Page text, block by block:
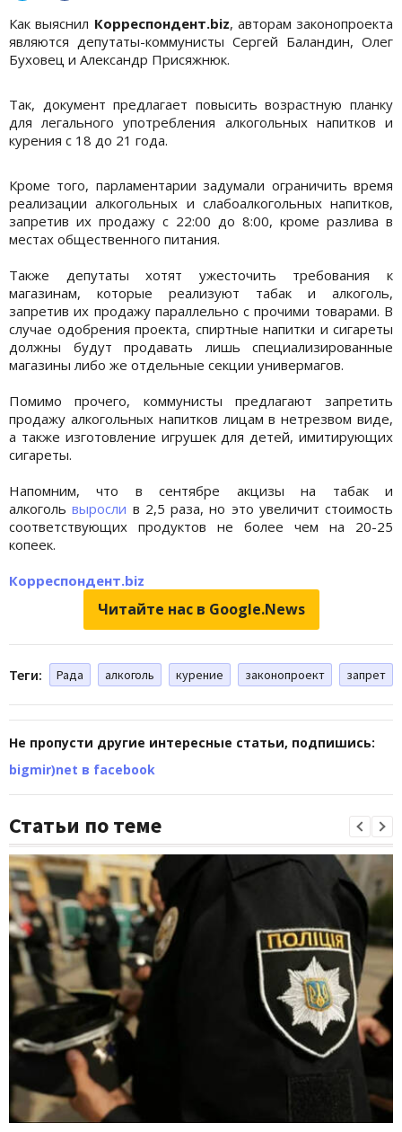
Как выяснил Корреспондент.biz, авторам законопроекта
являются депутаты-коммунисты Сергей Баландин, Олег
Буховец и Александр Присяжнюк.
Так, документ предлагает повысить возрастную планку
для легального употребления алкогольных напитков и
курения с 18 до 21 года.
Кроме того, парламентарии задумали ограничить время
реализации алкогольных и слабоалкогольных напитков,
запретив их продажу с 22:00 до 8:00, кроме разлива в
местах общественного питания.
Также депутаты хотят ужесточить требования к
магазинам, которые реализуют табак и алкоголь,
запретив их продажу параллельно с прочими товарами. В
случае одобрения проекта, спиртные напитки и сигареты
должны будут продавать лишь специализированные
магазины либо же отдельные секции универмагов.
Помимо прочего, коммунисты предлагают запретить
продажу алкогольных напитков лицам в нетрезвом виде,
а также изготовление игрушек для детей, имитирующих
сигареты.
Напомним, что в сентябре акцизы на табак и
алкогольвыросли в 2,5 раза, но это увеличит стоимость
соответствующих продуктов не более чем на 20-25
копеек.
Корреспондент.biz
Читайте нас в Google.News
Теги: Рада алкоголь курение законопроект запрет
Не пропусти другие интересные статьи, подпишись:
bigmir)net в facebook
Статьи по теме